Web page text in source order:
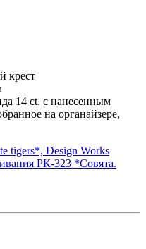
крест
14 ct. с нанесенным
на органайзере,
tigers*, Design Works
РК-323 *Совята.